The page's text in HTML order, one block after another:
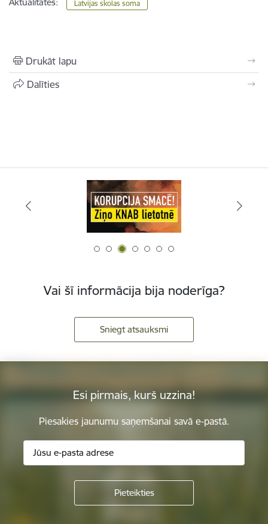
Latvijas skolas soma
Drukāt lapu
Dalīties
Vai šī informācija bija noderīga?
Sniegt atsauksmi
Esi pirmais, kurš uzzina!
Piesakies jaunumu saņemšanai savā e-pastā.